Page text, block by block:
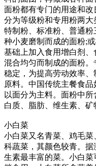
面粉都有专门的用途和
分为等级粉和专用粉两
特制粉、标准粉、普通
种小麦磨制而成的面粉;
基础上加入食用增白剂、
混合均匀而制成的面粉
稳定，为提高劳动效率
原料。中国传统主餐食
以面分为主料。面粉中
白质、脂肪、维生素、矿
小白菜
小白菜又名青菜、鸡毛
科蔬菜，其颜色较青。
生素最丰富的菜。小白